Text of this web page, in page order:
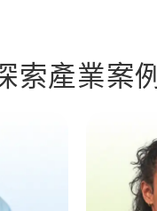
索產業案例